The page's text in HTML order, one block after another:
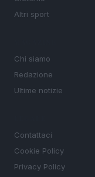
Altri sport
Chi siamo
Redazione
Ultime notizie
Contattaci
Cookie Policy
Privacy Policy